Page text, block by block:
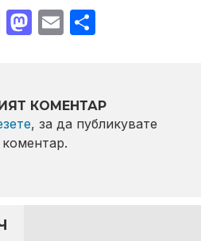
Facebook
Mastodon
Email
КОМЕНТАР
, за да публикувате
коментар.